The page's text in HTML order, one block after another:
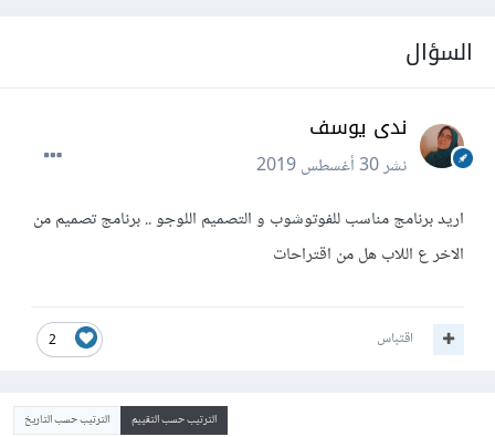
السؤال
ندى يوسف
نشر30 أغسطس 2019
اريد برنامج مناسب للفوتوشوب و التصميم اللوجو .. برنامج تصميم من
الاخر ع اللاب هل من اقتراحات
2 اقتباس
الترتيب حسب التقييم الترتيب حسب التاريخ